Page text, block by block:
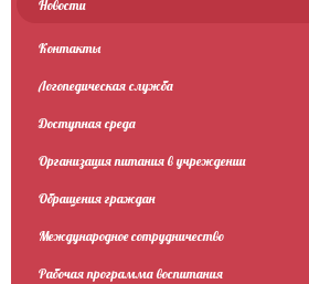
Новости
Контакты
Логопедическая служба
Доступная среда
Организация питания в учреждении
Обращения граждан
Международное сотрудничество
Рабочая программа воспитания